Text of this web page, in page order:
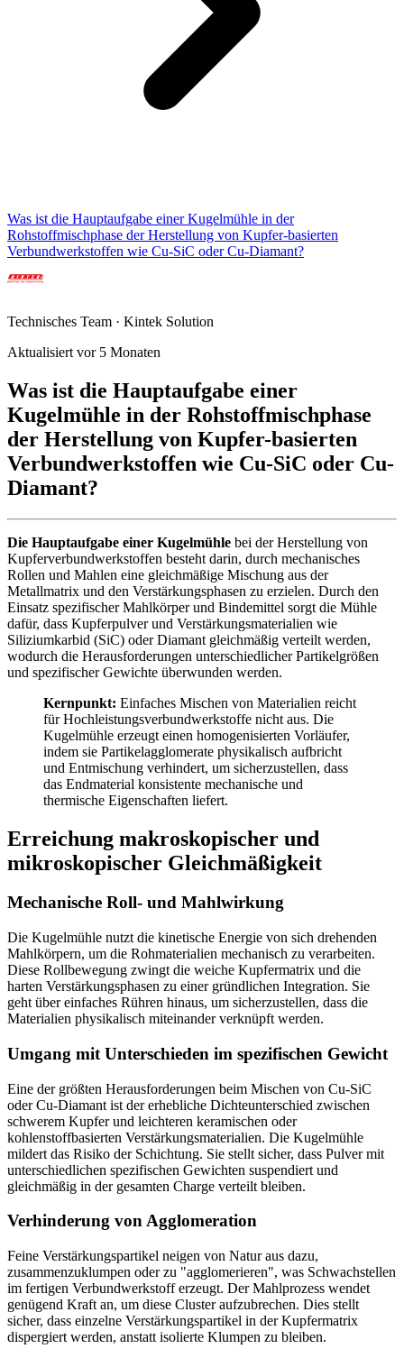
Was ist die Hauptaufgabe einer Kugelmühle in der
Rohstoffmischphase der Herstellung von Kupfer-basierten
Verbundwerkstoffen wie Cu-SiC oder Cu-Diamant?
Technisches Team · Kintek Solution
Aktualisiert vor 5 Monaten
Was ist die Hauptaufgabe einer
Kugelmühle in der Rohstoffmischphase
der Herstellung von Kupfer-basierten
Verbundwerkstoffen wie Cu-SiC oder Cu-
Diamant?
Die Hauptaufgabe einer Kugelmühle bei der Herstellung von
Kupferverbundwerkstoffen besteht darin, durch mechanisches
Rollen und Mahlen eine gleichmäßige Mischung aus der
Metallmatrix und den Verstärkungsphasen zu erzielen. Durch den
Einsatz spezifischer Mahlkörper und Bindemittel sorgt die Mühle
dafür, dass Kupferpulver und Verstärkungsmaterialien wie
Siliziumkarbid (SiC) oder Diamant gleichmäßig verteilt werden,
wodurch die Herausforderungen unterschiedlicher Partikelgrößen
und spezifischer Gewichte überwunden werden.
Kernpunkt: Einfaches Mischen von Materialien reicht
für Hochleistungsverbundwerkstoffe nicht aus. Die
Kugelmühle erzeugt einen homogenisierten Vorläufer,
indem sie Partikelagglomerate physikalisch aufbricht
und Entmischung verhindert, um sicherzustellen, dass
das Endmaterial konsistente mechanische und
thermische Eigenschaften liefert.
Erreichung makroskopischer und
mikroskopischer Gleichmäßigkeit
Mechanische Roll- und Mahlwirkung
Die Kugelmühle nutzt die kinetische Energie von sich drehenden
Mahlkörpern, um die Rohmaterialien mechanisch zu verarbeiten.
Diese Rollbewegung zwingt die weiche Kupfermatrix und die
harten Verstärkungsphasen zu einer gründlichen Integration. Sie
geht über einfaches Rühren hinaus, um sicherzustellen, dass die
Materialien physikalisch miteinander verknüpft werden.
Umgang mit Unterschieden im spezifischen Gewicht
Eine der größten Herausforderungen beim Mischen von Cu-SiC
oder Cu-Diamant ist der erhebliche Dichteunterschied zwischen
schwerem Kupfer und leichteren keramischen oder
kohlenstoffbasierten Verstärkungsmaterialien. Die Kugelmühle
mildert das Risiko der Schichtung. Sie stellt sicher, dass Pulver mit
unterschiedlichen spezifischen Gewichten suspendiert und
gleichmäßig in der gesamten Charge verteilt bleiben.
Verhinderung von Agglomeration
Feine Verstärkungspartikel neigen von Natur aus dazu,
zusammenzuklumpen oder zu "agglomerieren", was Schwachstellen
im fertigen Verbundwerkstoff erzeugt. Der Mahlprozess wendet
genügend Kraft an, um diese Cluster aufzubrechen. Dies stellt
sicher, dass einzelne Verstärkungspartikel in der Kupfermatrix
dispergiert werden, anstatt isolierte Klumpen zu bleiben.